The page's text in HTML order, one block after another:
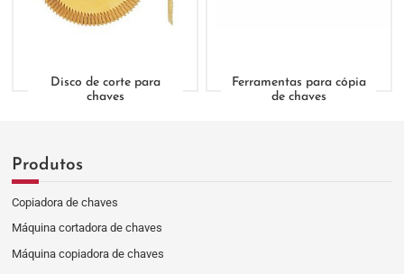
Disco de corte para
chaves
Ferramentas para cópia
de chaves
Produtos
Copiadora de chaves
Máquina cortadora de chaves
Máquina copiadora de chaves